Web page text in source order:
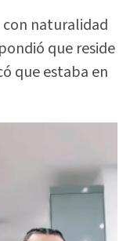
naturalidad
que reside
que estaba en